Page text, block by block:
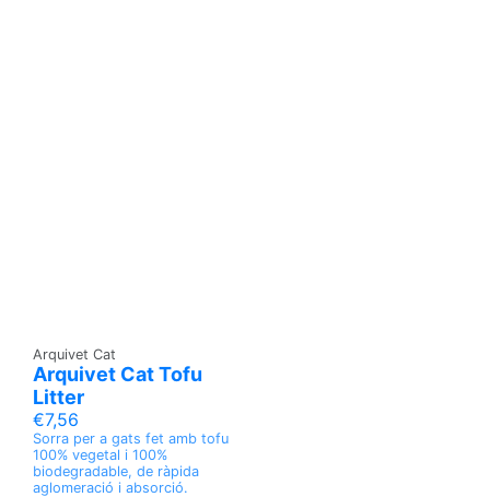
Arquivet Cat
Arquivet Cat Tofu
Litter
€7,56
Sorra per a gats fet amb tofu
100% vegetal i 100%
biodegradable, de ràpida
aglomeració i absorció.